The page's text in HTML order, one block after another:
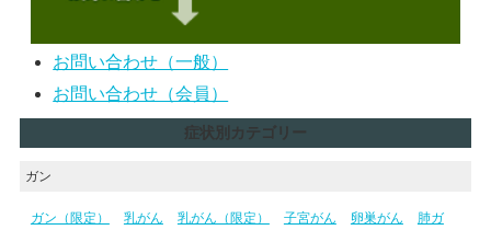
お問い合わせ（一般）
お問い合わせ（会員）
症状別カテゴリー
ガン
ガン（限定） 乳がん 乳がん（限定） 子宮がん 卵巣がん
肺ガ